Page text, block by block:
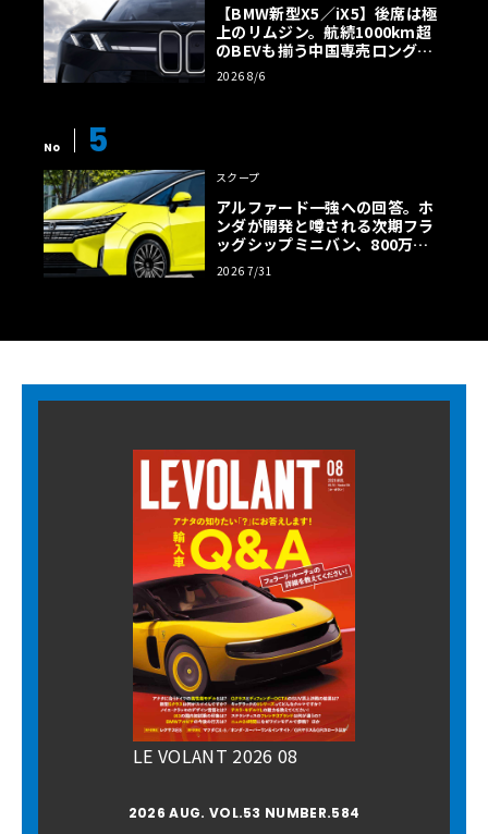
【BMW新型X5／iX5】後席は極
上のリムジン。航続1000km超
のBEVも揃う中国専売ロング仕
様の全貌
2026 8/6
No 5
スクープ
アルファード一強への回答。ホ
ンダが開発と噂される次期フラ
ッグシップミニバン、800万円
超の勝算【予想CG】
2026 7/31
LE VOLANT 2026 08
2026 AUG. VOL.53 NUMBER.584